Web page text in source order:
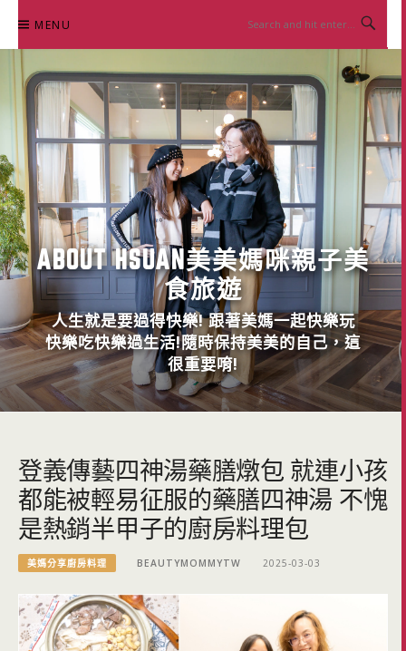
content
MENU
ABOUT HSUAN美美媽咪親子美
食旅遊
人生就是要過得快樂! 跟著美媽一起快樂玩
快樂吃快樂過生活!隨時保持美美的自己，這
很重要唷!
登義傳藝四神湯藥膳燉包 就連小孩
都能被輕易征服的藥膳四神湯 不愧
是熱銷半甲子的廚房料理包
美媽分享廚房料理 BEAUTYMOMMYTW 2025-03-03